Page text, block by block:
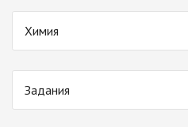
Химия
Задания